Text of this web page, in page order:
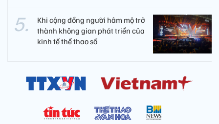
Khi cộng đồng người hâm mộ trở
thành không gian phát triển của
kinh tế thể thao số